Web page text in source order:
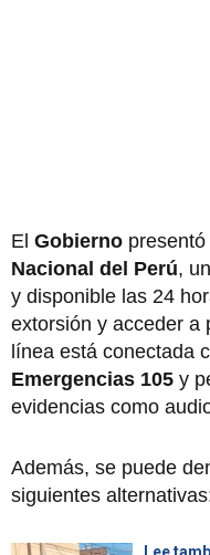
El Gobierno
Nacional del Perú,
y disponible las 24
extorsión y acceder a
línea está conectada
Emergencias 105 y
evidencias como
Además, se puede
siguientes
Lee